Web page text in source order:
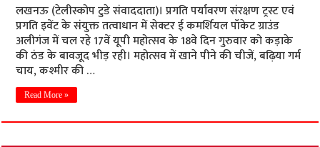
लखनऊ (टेलीस्कोप टुडे संवाददाता)। प्रगति पर्यावरण संरक्षण ट्रस्ट एवं
प्रगति इवेंट के संयुक्त तत्वाधान में सेक्टर ई कमर्शियल पॉकेट ग्राउंड
अलीगंज में चल रहे 17वें यूपी महोत्सव के 18वे दिन गुरुवार को कड़ाके
की ठंड के बावजूद भीड़ रही। महोत्सव में खाने पीने की चीजें, बढ़िया गर्म
चाय, कश्मीर की …
Read More »